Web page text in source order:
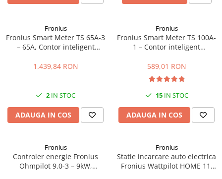
Fronius
Fronius Smart Meter TS 65A-3
– 65A, Contor inteligent
bidirectionala, RS485
1.439,84 RON
2 IN STOC
ADAUGA IN COS
Fronius
Fronius Smart Meter TS 100A-
1 – Contor inteligent
bidirectionala, RS485
589,01 RON
15IN STOC
ADAUGA IN COS
Fronius
Controler energie Fronius
Ohmpilot 9.0-3 – 9kW,
Fronius
Statie incarcare auto electrica
Fronius Wattpilot HOME 11J